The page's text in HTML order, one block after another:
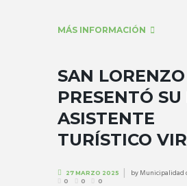
MÁS INFORMACIÓN
SAN LORENZO
PRESENTÓ
ASISTENTE
TURÍSTICO
27 MARZO 2025 byMunicipalidad
0 0 0